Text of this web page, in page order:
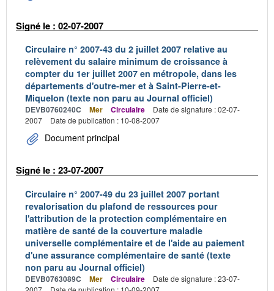
Signé le : 02-07-2007
Circulaire n° 2007-43 du 2 juillet 2007 relative au
relèvement du salaire minimum de croissance à
compter du 1er juillet 2007 en métropole, dans les
départements d'outre-mer et à Saint-Pierre-et-
Miquelon (texte non paru au Journal officiel)
DEVB0760240C Mer Circulaire
Date de signature : 02-07-
2007
Date de publication : 10-08-2007
Document principal
Signé le : 23-07-2007
Circulaire n° 2007-49 du 23 juillet 2007 portant
revalorisation du plafond de ressources pour
l'attribution de la protection complémentaire en
matière de santé de la couverture maladie
universelle complémentaire et de l'aide au paiement
d'une assurance complémentaire de santé (texte
non paru au Journal officiel)
DEVB0763089C Mer Circulaire
Date de signature : 23-07-